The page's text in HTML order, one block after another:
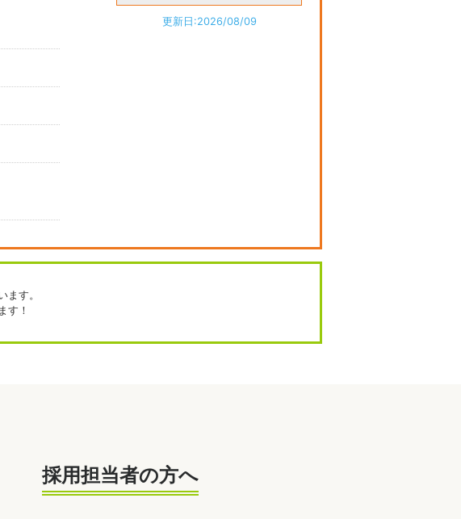
更新日:2026/08/09
す。
す！
採用担当者の方へ